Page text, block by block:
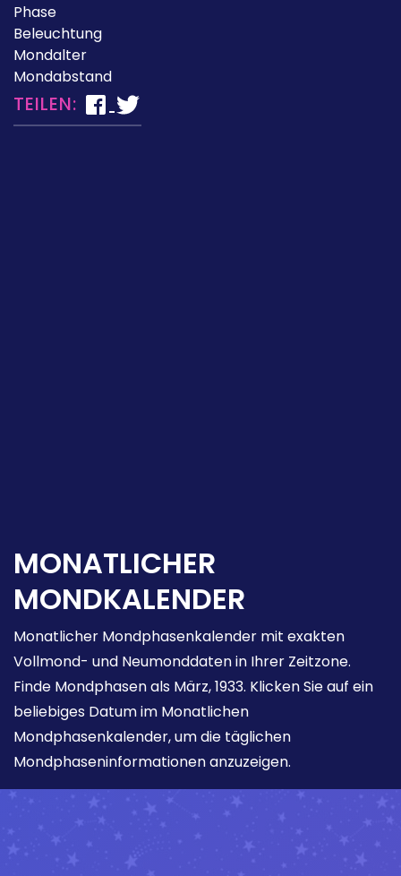
Phase
Beleuchtung
Mondalter
Mondabstand
TEILEN:
MONATLICHER
MONDKALENDER
Monatlicher Mondphasenkalender mit exakten
Vollmond- und Neumonddaten in Ihrer Zeitzone.
Finde Mondphasen als März, 1933. Klicken Sie auf ein
beliebiges Datum im Monatlichen
Mondphasenkalender, um die täglichen
Mondphaseninformationen anzuzeigen.